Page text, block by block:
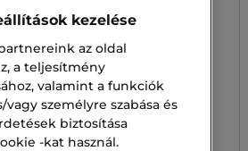
kezelése
az oldal
a teljesítmény
valamint a funkciók
vagy személyre szabása és
biztosítása
-kat használ.